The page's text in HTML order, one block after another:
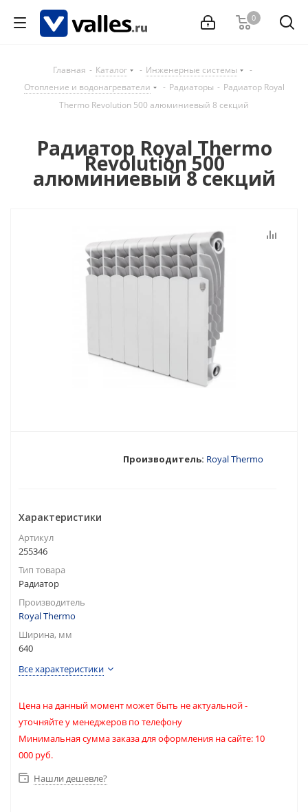
0
Главная - Каталог - Инженерные системы
-
Отопление и водонагреватели
- Радиаторы - Радиатор Royal
Thermo Revolution 500 алюминиевый 8 секций
Радиатор Royal Thermo
Revolution 500
алюминиевый 8 секций
Производитель: Royal Thermo
Характеристики
Артикул
255346
Тип товара
Радиатор
Производитель
Royal Thermo
Ширина, мм
640
Все характеристики
Цена на данный момент может быть не актуальной -
уточняйте у менеджеров по телефону
Минимальная сумма заказа для оформления на сайте: 10
000 руб.
Нашли дешевле?